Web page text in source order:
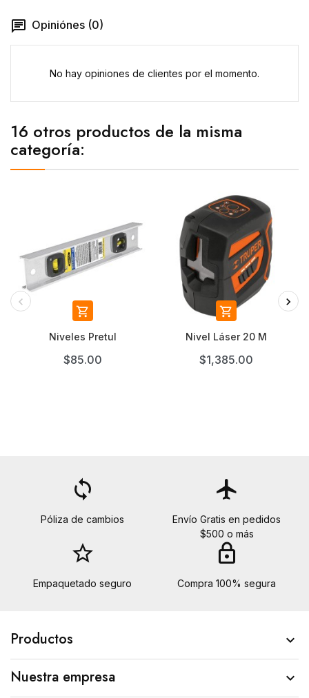
Opiniónes (0)
No hay opiniones de clientes por el momento.
16 otros productos de la misma
categoría:

Niveles Pretul
$85.00

Nivel Láser 20 M
$1,385.00
loop
Póliza de cambios
flight
Envío Gratis en pedidos
$500 o más
star_border
Empaquetado seguro
lock
Compra 100% segura
Productos 
Nuestra empresa 